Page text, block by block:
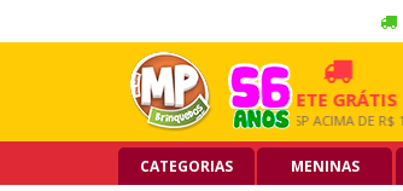
FRETE GRÁTIS
GRANDE SP ACIMA DE R$ 149,90
CATEGORIAS MENINAS